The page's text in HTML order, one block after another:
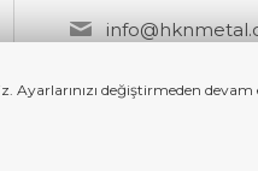
değiştirmeden
/ İSTANBUL